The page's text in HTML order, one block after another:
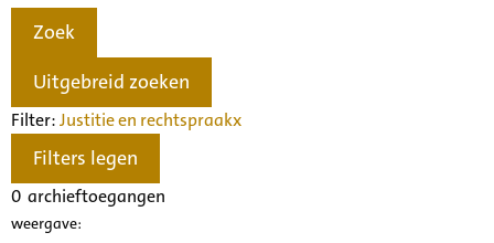
Zoek
Uitgebreid zoeken
Filter:Justitie en rechtspraakx
Filters legen
0 archieftoegangen
weergave: